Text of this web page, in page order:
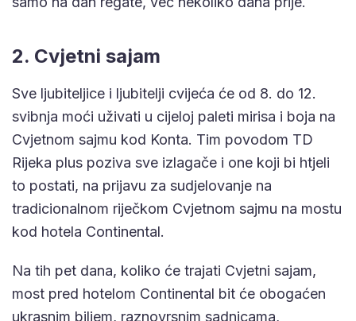
2. Cvjetni sajam
Sve ljubiteljice i ljubitelji cvijeća će od 8. do 12.
svibnja moći uživati u cijeloj paleti mirisa i boja na
Cvjetnom sajmu kod Konta. Tim povodom TD
Rijeka plus poziva sve izlagače i one koji bi htjeli
to postati, na prijavu za sudjelovanje na
tradicionalnom riječkom Cvjetnom sajmu na mostu
kod hotela Continental.
Na tih pet dana, koliko će trajati Cvjetni sajam,
most pred hotelom Continental bit će obogaćen
ukrasnim biljem, raznovrsnim sadnicama,